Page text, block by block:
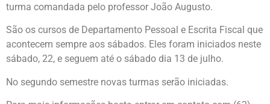
turma comandada pelo professor João Augusto.
São os cursos de Departamento Pessoal e Escrita Fiscal que
acontecem sempre aos sábados. Eles foram iniciados neste
sábado, 22, e seguem até o sábado dia 13 de julho.
No segundo semestre novas turmas serão iniciadas.